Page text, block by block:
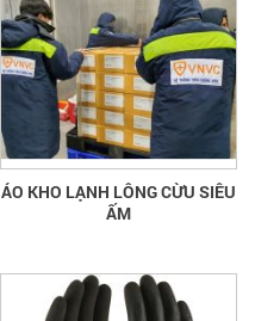
ÁO KHO LẠNH LÔNG CỪU SIÊU
ẤM